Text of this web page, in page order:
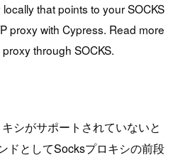
that points to your SOCKS
proxy with Cypress. Read more
through SOCKS.
シがサポートされていないと
ドとしてSocksプロキシの前段